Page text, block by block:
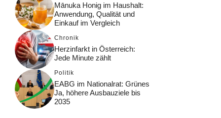
Mānuka Honig im Haushalt:
Anwendung, Qualität und
Einkauf im Vergleich
Chronik
Herzinfarkt in Österreich:
Jede Minute zählt
Politik
EABG im Nationalrat: Grünes
Ja, höhere Ausbauziele bis
2035